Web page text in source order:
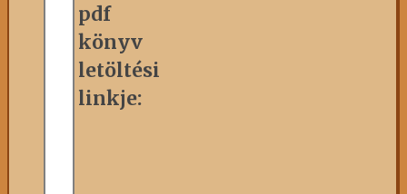
pdf
könyv
letöltési
linkje: